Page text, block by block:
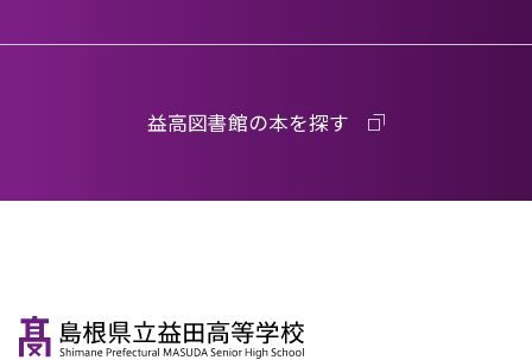
益高図書館の本を探す